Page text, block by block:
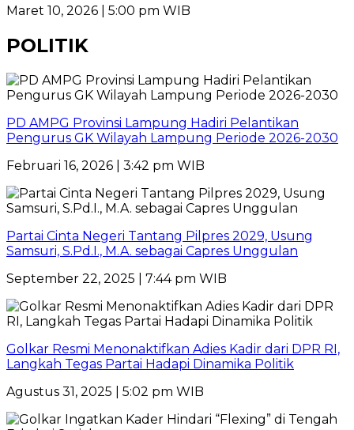
Maret 10, 2026 | 5:00 pm WIB
POLITIK
PD AMPG Provinsi Lampung Hadiri Pelantikan
Pengurus GK Wilayah Lampung Periode 2026-2030
Februari 16, 2026 | 3:42 pm WIB
Partai Cinta Negeri Tantang Pilpres 2029, Usung
Samsuri, S.Pd.I., M.A. sebagai Capres Unggulan
September 22, 2025 | 7:44 pm WIB
Golkar Resmi Menonaktifkan Adies Kadir dari DPR RI,
Langkah Tegas Partai Hadapi Dinamika Politik
Agustus 31, 2025 | 5:02 pm WIB